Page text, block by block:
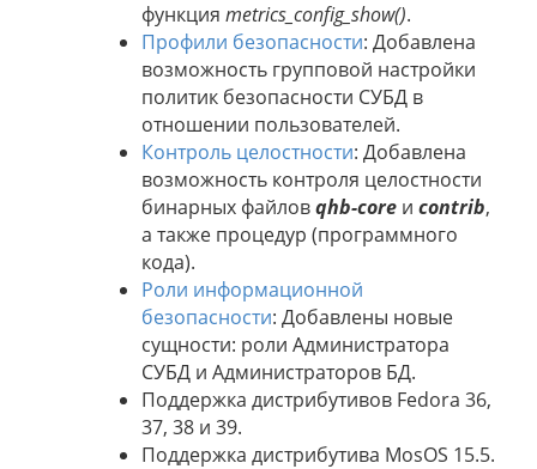
функция metrics_config_show().
Профили безопасности: Добавлена
возможность групповой настройки
политик безопасности СУБД в
отношении пользователей.
Контроль целостности: Добавлена
возможность контроля целостности
бинарных файловqhb-core и contrib,
а также процедур (программного
кода).
Роли информационной
безопасности: Добавлены новые
сущности: роли Администратора
СУБД и Администраторов БД.
Поддержка дистрибутивов Fedora 36,
37, 38 и 39.
Поддержка дистрибутива MosOS 15.5.